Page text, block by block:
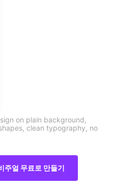
on plain background,
clean typography, no
주얼 무료로 만들기